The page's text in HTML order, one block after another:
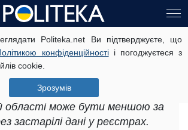
Politeka.net Ви підтверджуєте, що
конфіденційностіі погоджуєтеся з
cookie.
Зрозумів
для пенсіонерів
області: через що
виплати
для пенсіонерів у
області може бути меншою за
застарілі дані у реєстрах.